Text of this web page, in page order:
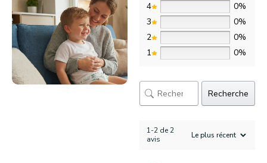
4
0%
3
0%
2
0%
1
0%
Recherche
1-2 de 2
avis